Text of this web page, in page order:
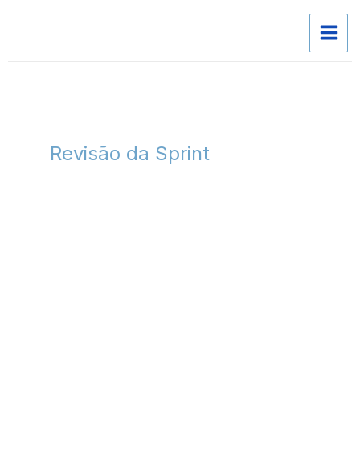
Revisão da Sprint